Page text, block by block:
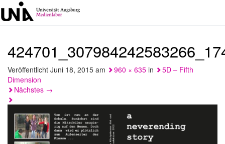
Veröffentlicht Juni 18, 2015 am 960 × 635 in
5D – Fifth
Dimension
Nächstes →